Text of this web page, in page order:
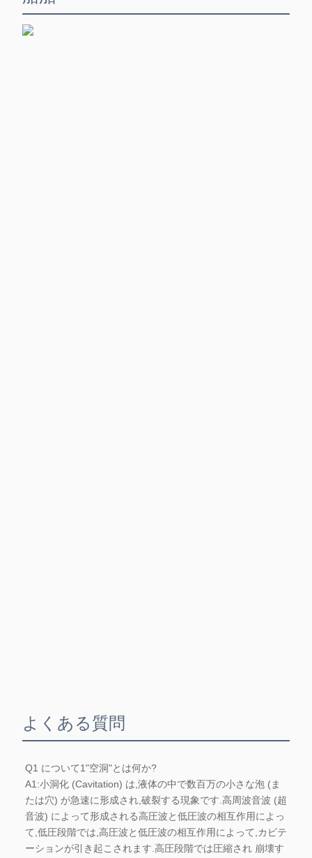
よくある質問
Q1 について1"空洞"とは何か?
A1:小洞化 (Cavitation) は,液体の中で数百万の小さな泡 (ま
たは穴) が急速に形成され,破裂する現象です.高周波音波 (超
音波) によって形成される高圧波と低圧波の相互作用によっ
て,低圧段階では,高圧波と低圧波の相互作用によって,カビテ
ーションが引き起こされます.高圧段階では圧縮され 崩壊す